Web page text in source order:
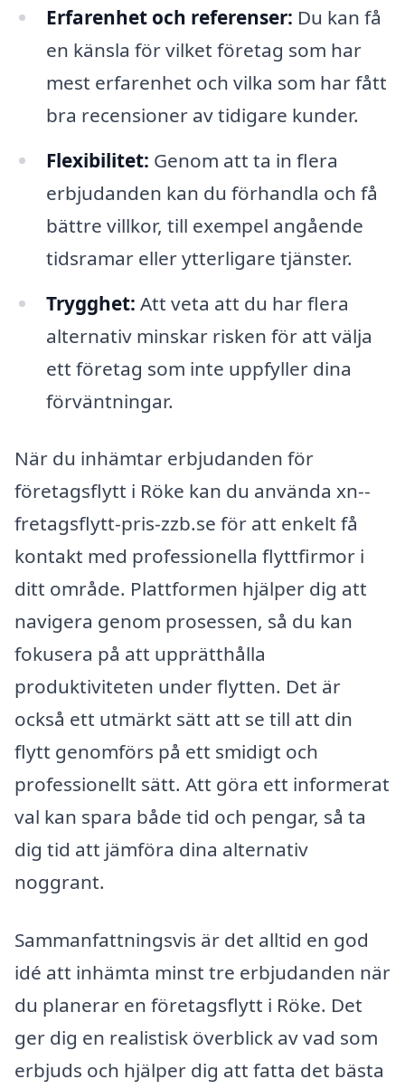
Erfarenhet och referenser: Du kan få
en känsla för vilket företag som har
mest erfarenhet och vilka som har fått
bra recensioner av tidigare kunder.
Flexibilitet: Genom att ta in flera
erbjudanden kan du förhandla och få
bättre villkor, till exempel angående
tidsramar eller ytterligare tjänster.
Trygghet: Att veta att du har flera
alternativ minskar risken för att välja
ett företag som inte uppfyller dina
förväntningar.
När du inhämtar erbjudanden för
företagsflytt i Röke kan du använda xn--
fretagsflytt-pris-zzb.se för att enkelt få
kontakt med professionella flyttfirmor i
ditt område. Plattformen hjälper dig att
navigera genom prosessen, så du kan
fokusera på att upprätthålla
produktiviteten under flytten. Det är
också ett utmärkt sätt att se till att din
flytt genomförs på ett smidigt och
professionellt sätt. Att göra ett informerat
val kan spara både tid och pengar, så ta
dig tid att jämföra dina alternativ
noggrant.
Sammanfattningsvis är det alltid en god
idé att inhämta minst tre erbjudanden när
du planerar en företagsflytt i Röke. Det
ger dig en realistisk överblick av vad som
erbjuds och hjälper dig att fatta det bästa